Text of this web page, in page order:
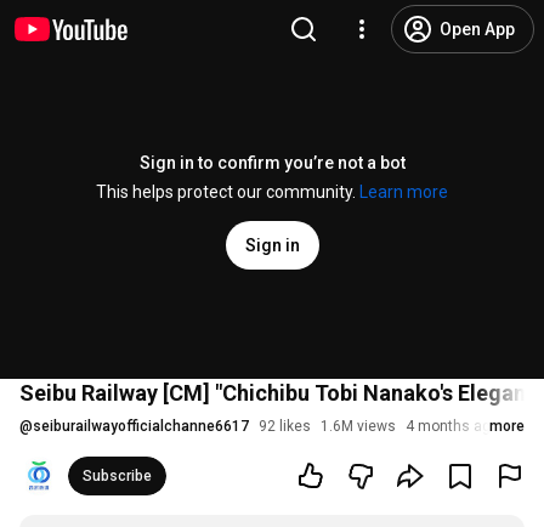
Open App
Sign in to confirm you’re not a bot
This helps protect our community.
Learn more
Sign in
Seibu Railway [CM] "Chichibu Tobi Nanako's
@seiburailwayofficialchanne6617 92 likes 1.6M views 4 months agomore
Subscribe